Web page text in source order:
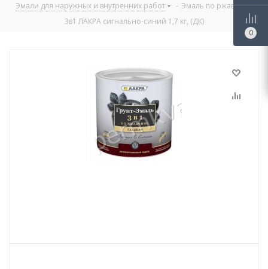
Эмали для наружных и внутренних работ
- Эмаль по ржавчине
3в1 ЛАКРА сигнально-синий 1,7 кг, (ДК)
0